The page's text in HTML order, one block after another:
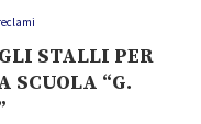
STALLI PER
“G.